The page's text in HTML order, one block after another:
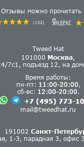
Отзывы можно прочитать
(152)
Tweed Hat
101000 Москва,
7с1, подъезд 12, на
Время работы:
пн-пт: 11:00-20:00,
сб-вс: 12:00-20:00.
+7 (495) 773-
mail@tweedhat.ru
191002 Санкт-
1-3, парадная 3,